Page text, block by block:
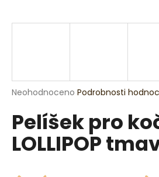
Průměrné
produktu
je
0,0
Neohodnoceno Podrobnosti
Pelíšek pro
LOLLIPOP
j
?
HLEDAT